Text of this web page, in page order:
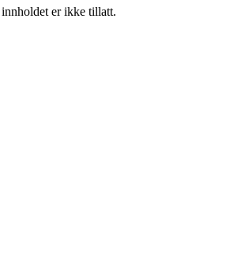
er ikke tillatt.